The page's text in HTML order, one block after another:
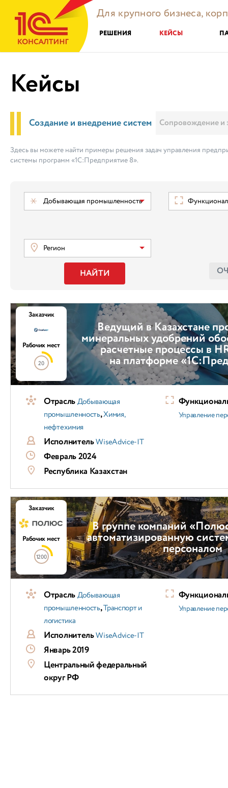
Для крупного бизнеса,
РЕШЕНИЯ КЕЙСЫ
Кейсы
Создание и внедрение систем Сопровождение и
Здесь вы можете найти примеры решения задач управления
системы программ «1С:Предприятие 8».
Добывающая промышленность
Регион
НАЙТИ
Ведущий в Казахстане
минеральных удобрений
расчетные процессы в
на платформе
Заказчик
Рабочих мест
20
ОтрасльДобывающая
промышленность,Химия,
нефтехимия
ИсполнительWiseAdvice-IT
Февраль 2024
Республика Казахстан
Управление
В группе компаний
автоматизированную
персоналом
Заказчик
Рабочих мест
1200
ОтрасльДобывающая
промышленность,Транспорт и
логистика
ИсполнительWiseAdvice-IT
Январь 2019
Центральный федеральный
округ РФ
Управление